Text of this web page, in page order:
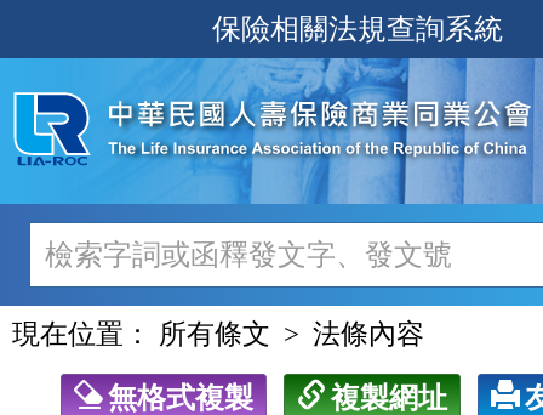
至
主
內
容
保險相關法規查詢系統
現在位置： 所有條文 法條內容
無格式複製 複製網址